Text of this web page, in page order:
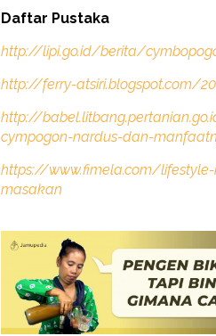
Daftar Pustaka
http://lipi.go.id/berita/
http://ferry-atsiri.blogspot.com/
http://
cympogon-nardus-dan-
https://www.fimela.com/
masakan